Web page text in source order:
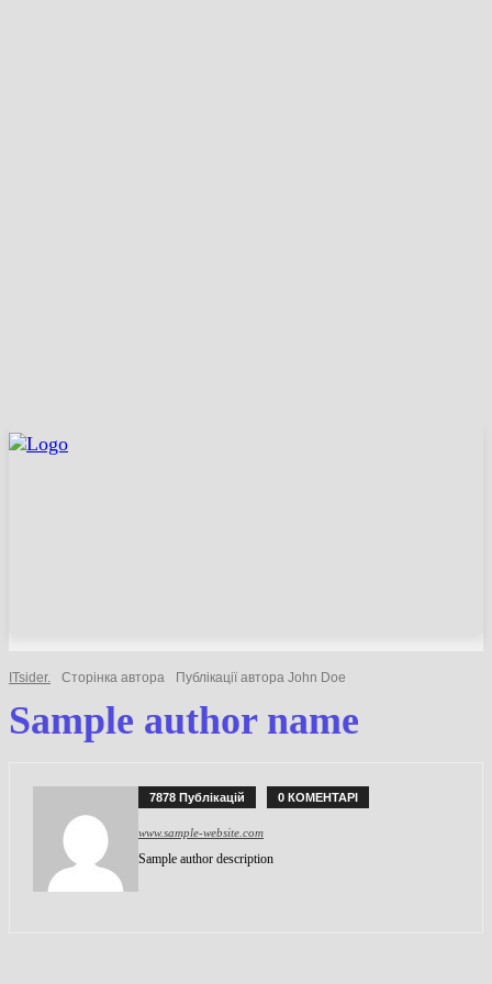
ITsider. Сторінка автора Публікації автора John Doe
Sample author name
7878 Публікацій 0 КОМЕНТАРІ
www.sample-website.com
Sample author description